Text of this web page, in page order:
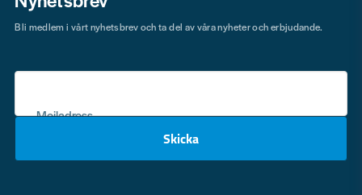
Mejladress
Skicka
Bli medlem i vårt nyhetsbrev och ta del av våra nyheter och erbjudande.